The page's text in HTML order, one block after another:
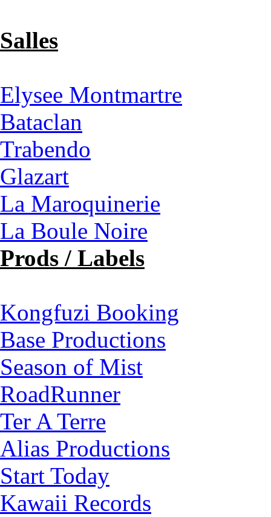
Salles
Elysee Montmartre
Bataclan
Trabendo
Glazart
La Maroquinerie
La Boule Noire
Prods / Labels
Kongfuzi Booking
Base Productions
Season of Mist
RoadRunner
Ter A Terre
Alias Productions
Start Today
Kawaii Records